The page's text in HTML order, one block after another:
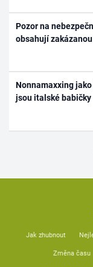
Pozor na
obsahují
Nonnamaxxing
jsou italské babičky
Jak zhubnout
Změna času